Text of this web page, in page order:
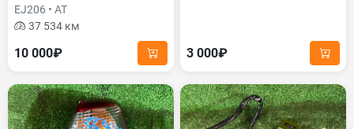
EJ206 • AT
37 534 км
10 000₽ 3 000₽